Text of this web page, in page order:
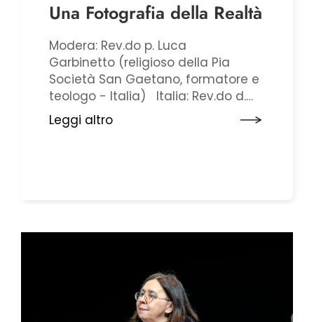
Una Fotografia della Realtà
Modera: Rev.do p. Luca
Garbinetto (religioso della Pia
Società San Gaetano, formatore e
teologo - Italia) Italia: Rev.do d.
Claudio Baima Rughet (delegato
episcopale per il diaconato e
Leggi altro